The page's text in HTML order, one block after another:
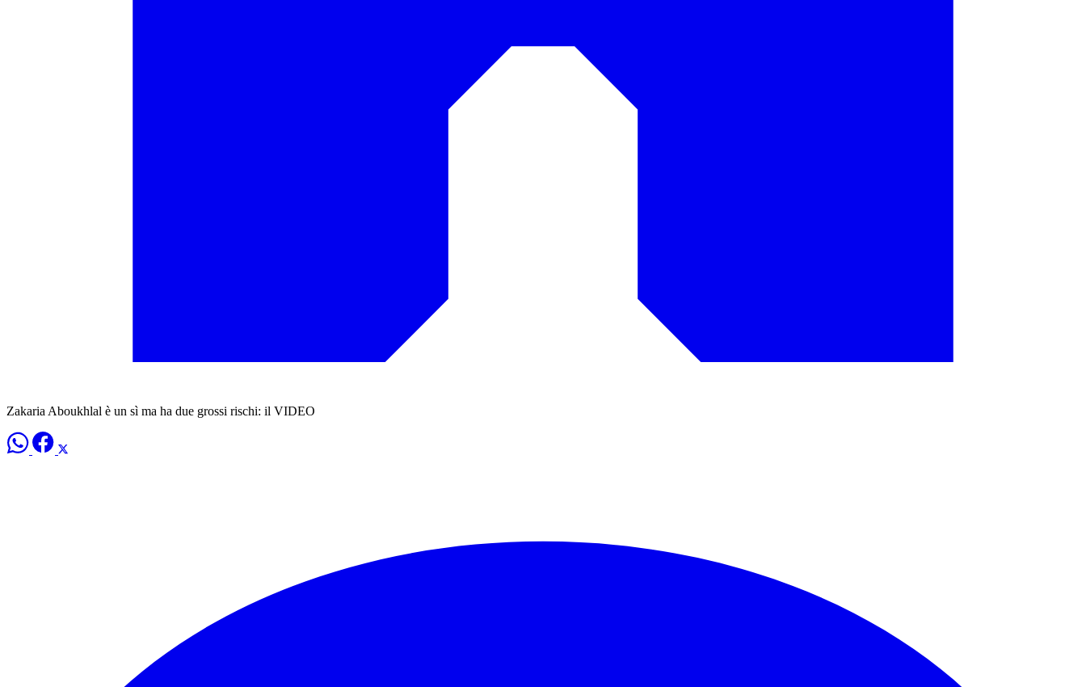
Zakaria Aboukhlal è un sì ma ha due grossi rischi: il VIDEO